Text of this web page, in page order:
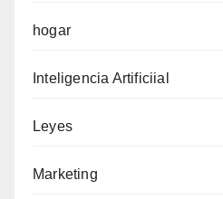
hogar
Inteligencia Artificiial
Leyes
Marketing